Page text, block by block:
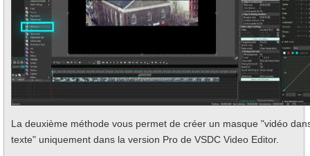
La deuxième méthode vous permet de créer un masque "vidéo
texte" uniquement dans la version Pro de VSDC Video Editor.